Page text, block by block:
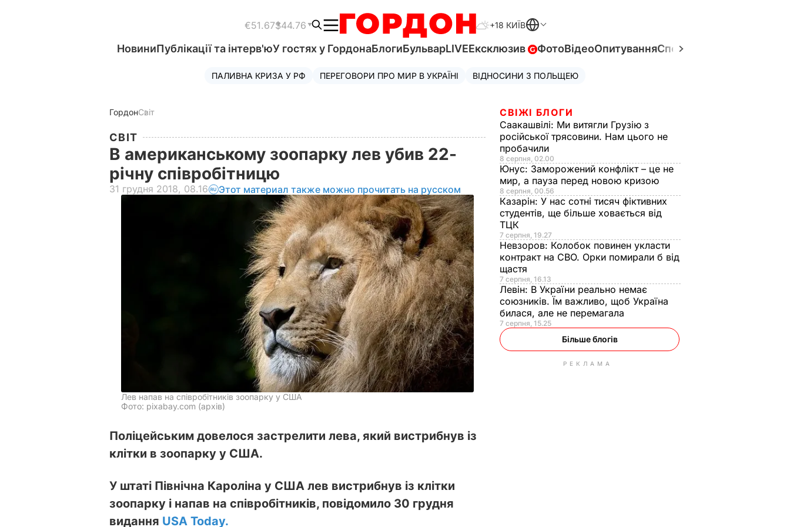
€51.67$44.76 +18 КИЇВ
НовиниПублікації та інтерв'юУ гостях у ГордонаБлогиБульварLIVEЕксклюзив ФотоВідеоОпитуванняСпецпроєкти
ПАЛИВНА КРИЗА У РФ ПЕРЕГОВОРИ ПРО МИР В УКРАЇНІ ВІДНОСИНИ З ПОЛЬЩЕЮ
ГордонСвіт
СВІТ
В американському зоопарку лев убив 22-
річну співробітницю
31 грудня 2018, 08.16 Этот материал также можно прочитать на русском
Лев напав на співробітників зоопарку у США
Фото: pixabay.com (архів)
Поліцейським довелося застрелити лева, який вистрибнув із
клітки в зоопарку у США.
У штаті Північна Кароліна у США лев вистрибнув із клітки
зоопарку і напав на співробітників, повідомило 30 грудня
видання USA Today.
СВІЖІ БЛОГИ
Саакашвілі: Ми витягли Грузію з
російської трясовини. Нам цього не
пробачили
8 серпня, 02.00
Юнус: Заморожений конфлікт – це не
мир, а пауза перед новою кризою
8 серпня, 00.56
Казарін: У нас сотні тисяч фіктивних
студентів, ще більше ховається від
ТЦК
7 серпня, 19.27
Невзоров: Колобок повинен укласти
контракт на СВО. Орки помирали б від
щастя
7 серпня, 16.13
Левін: В України реально немає
союзників. Їм важливо, щоб Україна
билася, але не перемагала
7 серпня, 15.25
Більше блогів
РЕКЛАМА